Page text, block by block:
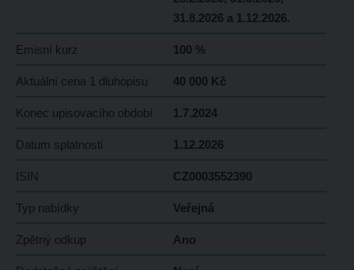
31.8.2026 a 1.12.2026.
Emisní kurz 100 %
Aktuální cena 1 dluhopisu 40 000 Kč
Konec upisovacího období 1.7.2024
Datum splatnosti 1.12.2026
ISIN CZ0003552390
Typ nabídky Veřejná
Zpětný odkup Ano